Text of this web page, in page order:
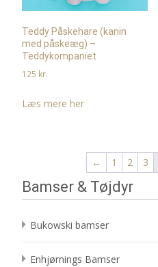
Teddy Påskehare (kanin
med påskeæg) –
Teddykompaniet
125 kr.
Læs mere her
← 1 2 3
Bamser & Tøjdyr
Bukowski bamser
Enhjørnings Bamser